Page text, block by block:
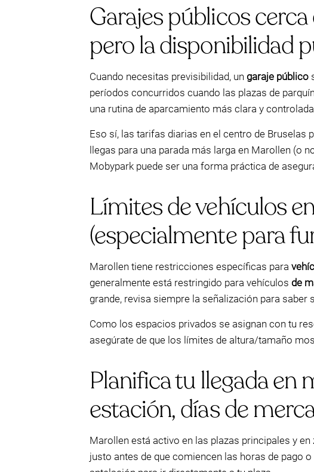
Garajes públicos
pero la disponibilidad
Cuando necesitas previsibilidad, un garaje público
períodos concurridos cuando las plazas de
una rutina de aparcamiento más clara y
Eso sí, las tarifas diarias en el centro de Bruselas
llegas para una parada más larga en Marollen (o
Mobypark puede ser una forma práctica de
Límites de vehículos
(especialmente para
Marollen tiene restricciones específicas para
generalmente está restringido para vehículos de
grande, revisa siempre la señalización para saber
Como los espacios privados se asignan con tu
asegúrate de que los límites de altura/tamaño
Planifica tu llegada en
estación, días de
Marollen está activo en las plazas principales y
justo antes de que comiencen las horas de pago